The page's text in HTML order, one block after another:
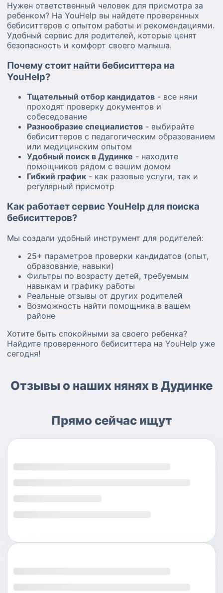
Нужен ответственный человек для присмотра за
ребенком? На YouHelp вы найдете проверенных
бебиситтеров с опытом работы и рекомендациями.
Удобный сервис для родителей, которые ценят
безопасность и комфорт своего малыша.
Почему стоит найти бебиситтера на
YouHelp?
Тщательный отбор кандидатов - все няни
проходят проверку документов и
собеседование
Разнообразие специалистов - выбирайте
бебиситтеров с педагогическим образованием
или медицинским опытом
Удобный поиск в Дудинке - находите
помощников рядом с вашим домом
Гибкий график - как разовые услуги, так и
регулярный присмотр
Как работает сервис YouHelp для поиска
бебиситтеров?
Мы создали удобный инструмент для родителей:
25+ параметров проверки кандидатов (опыт,
образование, навыки)
Фильтры по возрасту детей, требуемым
навыкам и графику работы
Реальные отзывы от других родителей
Возможность найти помощника в вашем
районе
Хотите быть спокойными за своего ребенка?
Найдите проверенного бебиситтера на YouHelp уже
сегодня!
Отзывы о наших нянях в Дудинке
Прямо сейчас ищут